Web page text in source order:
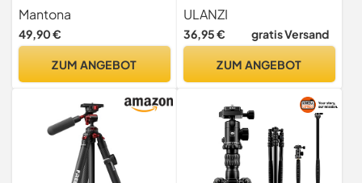
schwarz, Kamerastativ aus
Aluminium bis 5 kg Traglast,
leichtes Fotostativ mit
Schnellwechselplatte,
Mantona
49,90 €
ZUM ANGEBOT
& -80°/+90° Neigekopf,
Leichtes Stativ mit
Handyhalterung,
DSLR, Handy (Gewicht 0,95
ULANZI
36,95 € gratis Versand
ZUM ANGEBOT